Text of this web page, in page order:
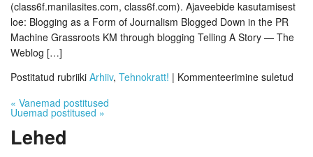
(class6f.manilasites.com, class6f.com). Ajaveebide kasutamisest
loe: Blogging as a Form of Journalism Blogged Down in the PR
Machine Grassroots KM through blogging Telling A Story — The
Weblog […]
Postitatud rubriiki Arhiiv, Tehnokratt! | Kommenteerimine suletud
« Vanemad postitused
Uuemad postitused »
Lehed